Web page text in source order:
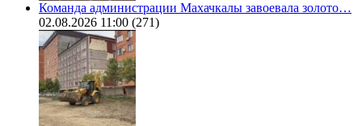
Команда администрации Махачкалы завоевала золото…
02.08.2026 11:00 (271)